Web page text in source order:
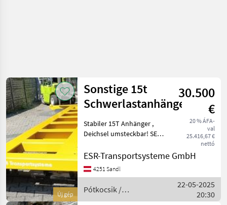
Új gép
Sonstige 15t
Schwerlastanhänger
30.500
€
20 % ÁFA-
val
25.416,67 €
nettó
Stabiler 15T Anhänger ,
Deichsel umsteckbar! SE
VORFÜHRMASCHINE!!
ANDERE Anhänger von 2T -
300T nach Bedarf
möglich! Kormányzott teng
ESR-Transportsysteme GmbH
4251 Sandl
Pótkocsik /
Sonstige
22-05-2025
20:30